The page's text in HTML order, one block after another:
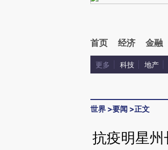
首页 经济 金融
更多 科技 地产
世界 >要闻 >正文
抗疫明星